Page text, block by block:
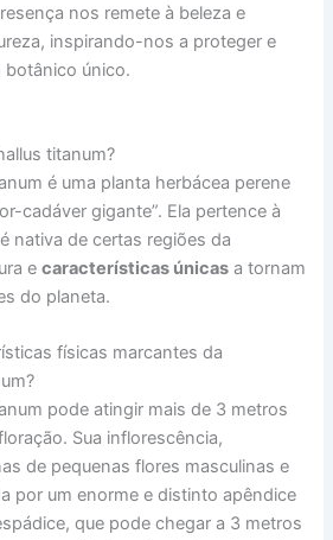
nos remete à beleza e
inspirando-nos a proteger e
botânico único.
titanum?
é uma planta herbácea perene
cadáver gigante”. Ela pertence à
nativa de certas regiões da
ecaracterísticas únicas a tornam
do planeta.
físicas marcantes da
pode atingir mais de 3 metros
Sua inflorescência,
de pequenas flores masculinas e
por um enorme e distinto apêndice
que pode chegar a 3 metros